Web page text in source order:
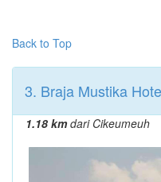
Back to Top
3. Braja Mustika
1.18 kmdari Cikeumeuh